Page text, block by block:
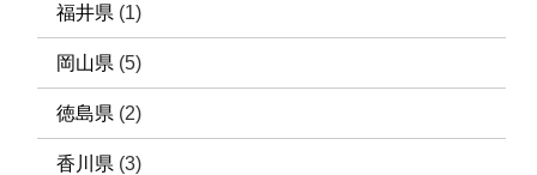
福井県 (1)
岡山県 (5)
徳島県 (2)
香川県 (3)